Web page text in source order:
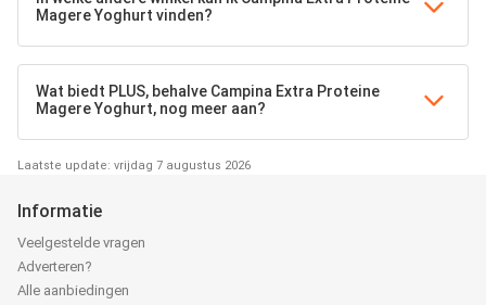
Magere Yoghurt vinden?
Wat biedt PLUS, behalve Campina Extra Proteine
Magere Yoghurt, nog meer aan?
Laatste update: vrijdag 7 augustus 2026
Informatie
Veelgestelde vragen
Adverteren?
Alle aanbiedingen